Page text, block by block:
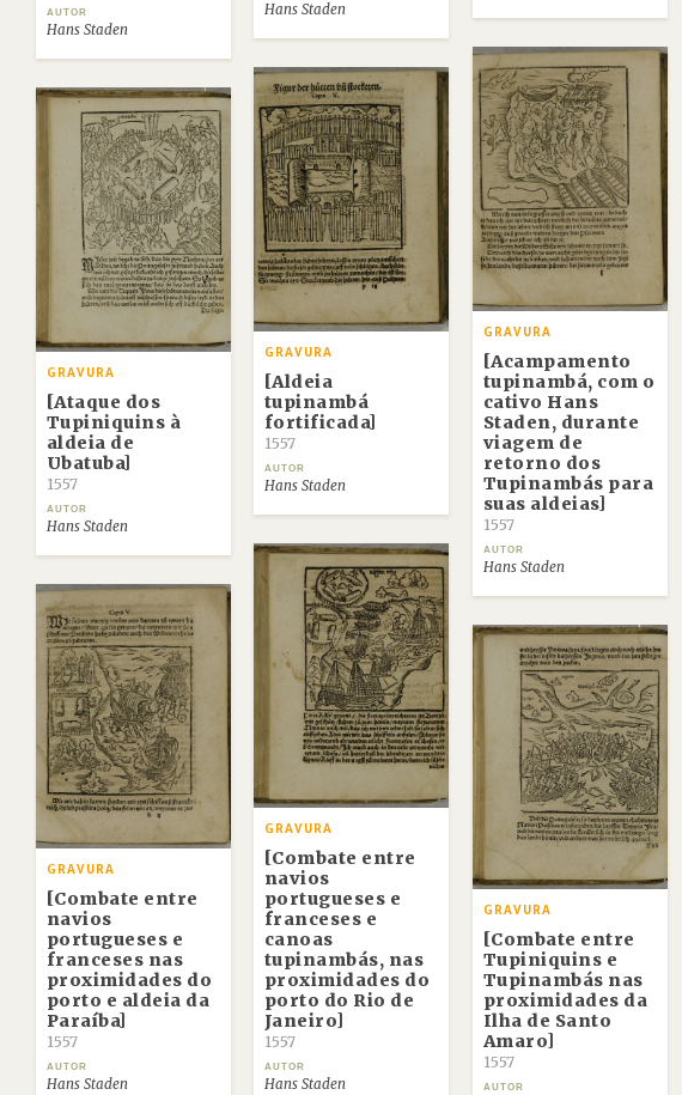
AUTOR
Hans Staden
Hans Staden
GRAVURA
[Acampamento
tupinambá, com o
cativo Hans
Staden, durante
viagem de
retorno dos
Tupinambás para
suas aldeias]
1557
AUTOR
Hans Staden
GRAVURA
[Aldeia
tupinambá
fortificada]
1557
AUTOR
Hans Staden
GRAVURA
[Ataque dos
Tupiniquins à
aldeia de
Ubatuba]
1557
AUTOR
Hans Staden
GRAVURA
[Combate entre
navios
portugueses e
franceses e
canoas
tupinambás, nas
proximidades do
porto do Rio de
Janeiro]
1557
AUTOR
Hans Staden
GRAVURA
[Combate entre
navios
portugueses e
franceses nas
proximidades do
porto e aldeia da
Paraíba]
1557
AUTOR
Hans Staden
GRAVURA
[Combate entre
Tupiniquins e
Tupinambás nas
proximidades da
Ilha de Santo
Amaro]
1557
AUTOR